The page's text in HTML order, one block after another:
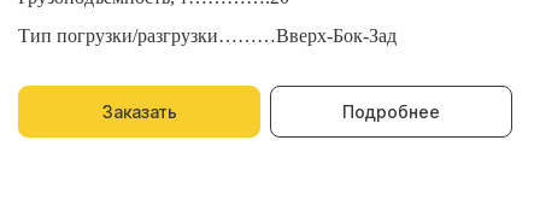
Тип погрузки/разгрузки………Вверх-Бок-Зад
Заказать Подробнее